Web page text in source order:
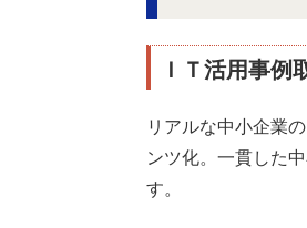
ＩＴ活用事
リアルな中小企業
ンツ化。一貫した
す。